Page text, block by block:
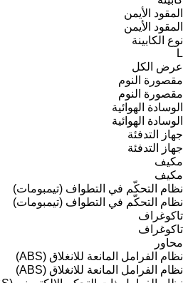
المقود الأيمن
المقود الأيمن
نوع الكابينة
L
عرض الكل
مقصورة النوم
مقصورة النوم
الوسادة الهوائية
الوسادة الهوائية
جهاز التدفئة
جهاز التدفئة
مكيف
مكيف
نظام التحكّم في التطواف (تيمبومات)
نظام التحكّم في التطواف (تيمبومات)
تاكوغراف
تاكوغراف
محاور
نظام الفرامل المانعة للانغلاق (ABS)
نظام الفرامل المانعة للانغلاق (ABS)